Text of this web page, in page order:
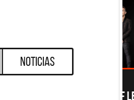
Noticias
DESTACADOS